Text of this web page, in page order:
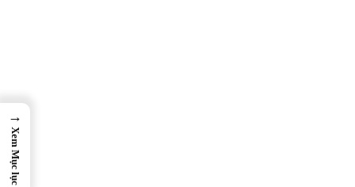
→
Xem Mục lục